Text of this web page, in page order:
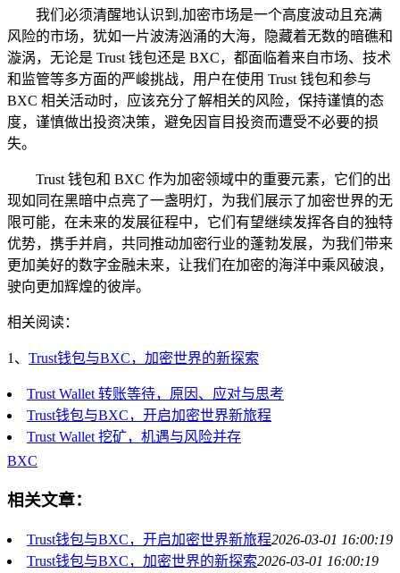
我们必须清醒地认识到,加密市场是一个高度波动且充满
风险的市场，犹如一片波涛汹涌的大海，隐藏着无数的暗礁和
漩涡，无论是 Trust 钱包还是 BXC，都面临着来自市场、技术
和监管等多方面的严峻挑战，用户在使用 Trust 钱包和参与
BXC 相关活动时，应该充分了解相关的风险，保持谨慎的态
度，谨慎做出投资决策，避免因盲目投资而遭受不必要的损
失。
Trust 钱包和 BXC 作为加密领域中的重要元素，它们的出
现如同在黑暗中点亮了一盏明灯，为我们展示了加密世界的无
限可能，在未来的发展征程中，它们有望继续发挥各自的独特
优势，携手并肩，共同推动加密行业的蓬勃发展，为我们带来
更加美好的数字金融未来，让我们在加密的海洋中乘风破浪，
驶向更加辉煌的彼岸。
相关阅读：
1、 Trust钱包与BXC，加密世界的新探索
Trust Wallet 转账等待，原因、应对与思考
Trust钱包与BXC，开启加密世界新旅程
Trust Wallet 挖矿，机遇与风险并存
BXC
相关文章：
Trust钱包与BXC，开启加密世界新旅程2026-03-01 16:00:19
Trust钱包与BXC，加密世界的新探索2026-03-01 16:00:19